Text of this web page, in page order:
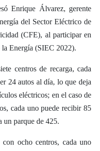
Enrique Álvarez, gerente
del Sector Eléctrico de
(CFE), al participar en
Energía (SIEC 2022).
centros de recarga, cada
24 autos al día, lo que deja
eléctricos; en el caso de
cada uno puede recibir 85
un parque de 425.
con ocho centros, cada uno